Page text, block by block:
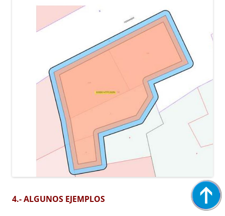
4.- ALGUNOS EJEMPLOS